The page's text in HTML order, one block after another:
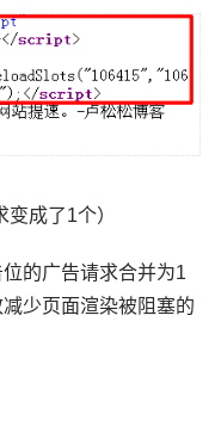
变成了1个）
的广告请求合并为1
少页面渲染被阻塞的